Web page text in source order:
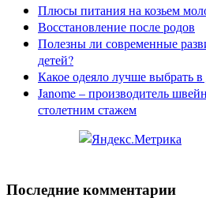
Плюсы питания на козьем
Восстановление после родов
Полезны ли современные
детей?
Какое одеяло лучше выбрать
Janome – производитель
столетним стажем
Последние комментарии